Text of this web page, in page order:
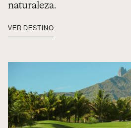
naturaleza.
VER DESTINO